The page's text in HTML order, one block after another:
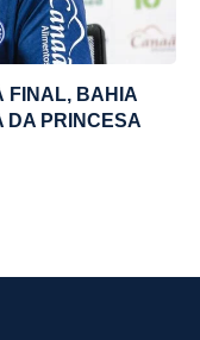
FINAL, BAHIA
DA PRINCESA